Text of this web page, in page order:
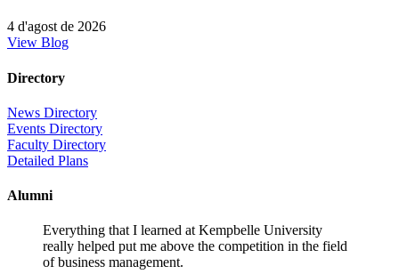
4 d'agost de 2026
View Blog
Directory
News Directory
Events Directory
Faculty Directory
Detailed Plans
Alumni
Everything that I learned at Kempbelle University
really helped put me above the competition in the field
of business management.